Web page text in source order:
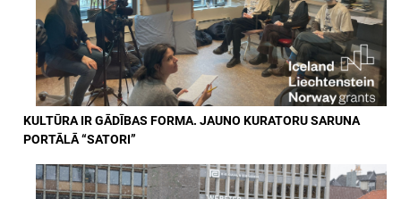
KULTŪRA IR GĀDĪBAS FORMA. JAUNO KURATORU SARUNA
PORTĀLĀ “SATORI”